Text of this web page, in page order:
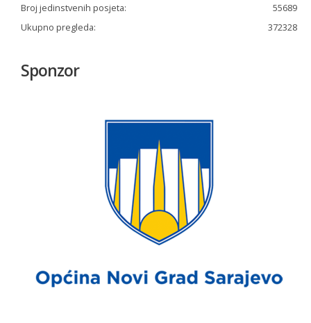
Broj jedinstvenih posjeta:
55689
Ukupno pregleda:
372328
Sponzor